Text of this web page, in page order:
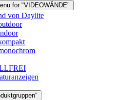
for "VIDEOWÄNDE"
von Daylite